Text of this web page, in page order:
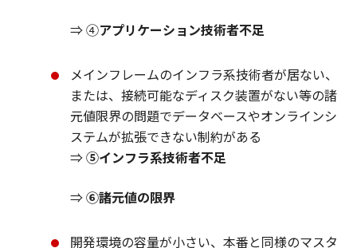
⇒ ④アプリケーション技術者不足
メインフレームのインフラ系技術者が居ない、
または、接続可能なディスク装置がない等の諸
元値限界の問題でデータベースやオンラインシ
ステムが拡張できない制約がある
⇒⑤インフラ系技術者不足
⇒⑥諸元値の限界
開発環境の容量が小さい、本番と同様のマスタ